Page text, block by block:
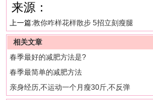
来源：
上一篇:教你咋样花样散步 5招立刻瘦腿
相关文章
春季最好的减肥方法是?
春季最简单的减肥方法
亲身经历,不运动一个月瘦30斤,不反弹